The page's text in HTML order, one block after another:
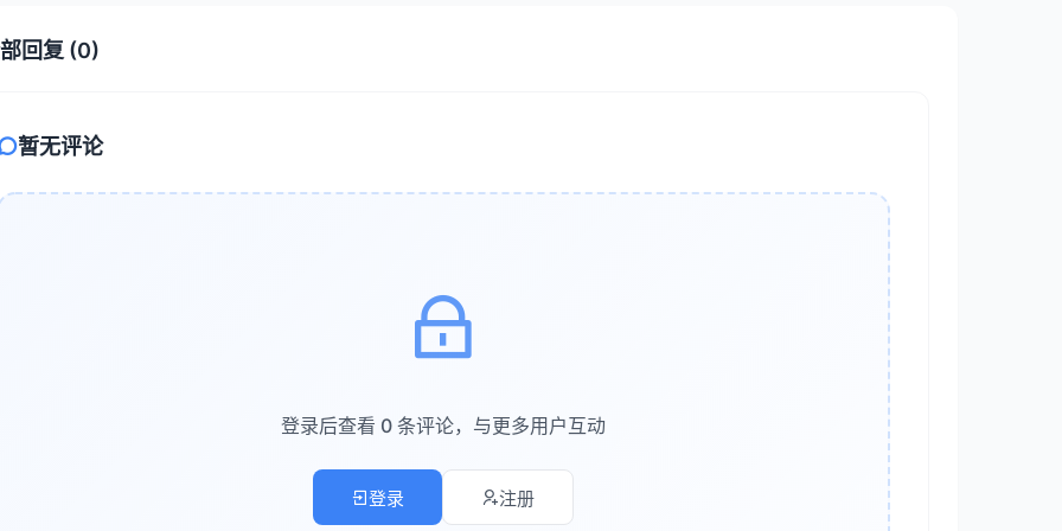
定义节点管理
核代码：在安装前，检查自定义节点的
限最小化
离环境
期更新
：关注自定义节点的版本更新，及时修复已知漏洞。
工作流文件安全
数据清理
：在分享工作流 JSON 文件前，移除其中包含的本地路径、API 密钥等敏感信息。
本控制
入验证
：在加载外部工作流时，验证其节点结构是否合理，避免恶意构造的循环或递归。
回复 (0)
暂无评论
登录后查看 0 条评论，与更多用户互动
登录 注册